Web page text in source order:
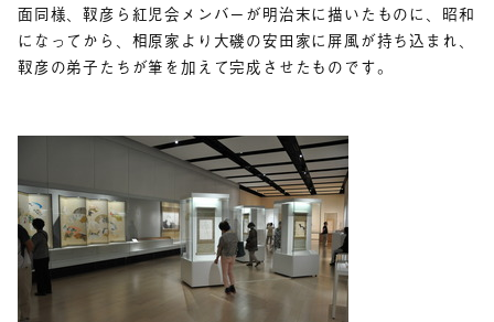
面同様、靫彦ら紅児会メンバーが明治末に描いたものに、昭和
になってから、相原家より大磯の安田家に屏風が持ち込まれ、
靫彦の弟子たちが筆を加えて完成させたものです。